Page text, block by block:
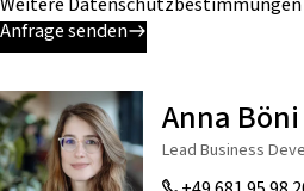
Anfrage senden
Anna Böni
Lead Business